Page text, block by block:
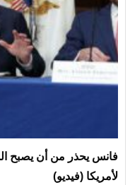
فانس يحذر من أن يصبح
لأمريكا (فيديو)